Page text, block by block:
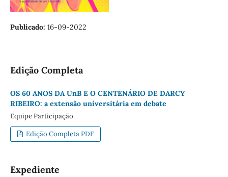
Publicado: 16-09-2022
Edição Completa
OS 60 ANOS DA UnB E O CENTENÁRIO DE DARCY
RIBEIRO: a extensão universitária em debate
Equipe Participação
Edição Completa PDF
Expediente